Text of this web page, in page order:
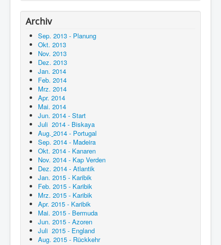
Archiv
Sep. 2013 - Planung
Okt. 2013
Nov. 2013
Dez. 2013
Jan. 2014
Feb. 2014
Mrz. 2014
Apr. 2014
Mai. 2014
Jun. 2014 - Start
Juli 2014 - Biskaya
Aug. 2014 - Portugal
Sep. 2014 - Madeira
Okt. 2014 - Kanaren
Nov. 2014 - Kap Verden
Dez. 2014 - Atlantik
Jan. 2015 - Karibik
Feb. 2015 - Karibik
Mrz. 2015 - Karibik
Apr. 2015 - Karibik
Mai. 2015 - Bermuda
Jun. 2015 - Azoren
Juli 2015 - England
Aug. 2015 - Rückkehr